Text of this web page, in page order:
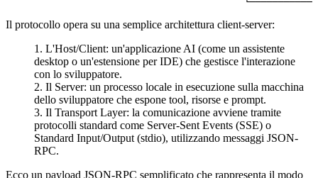
Il protocollo opera su una semplice architettura client-server:
L'Host/Client: un'applicazione AI (come un assistente
desktop o un'estensione per IDE) che gestisce l'interazione
con lo sviluppatore.
Il Server: un processo locale in esecuzione sulla macchina
dello sviluppatore che espone tool, risorse e prompt.
Il Transport Layer: la comunicazione avviene tramite
protocolli standard come Server-Sent Events (SSE) o
Standard Input/Output (stdio), utilizzando messaggi JSON-
RPC.
Ecco un payload JSON-RPC semplificato che rappresenta il modo